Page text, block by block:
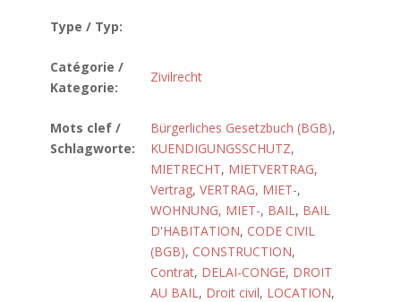
Type / Typ:
Catégorie /
Kategorie:
Zivilrecht
Mots clef /
Schlagworte:
Bürgerliches Gesetzbuch (BGB),
KUENDIGUNGSSCHUTZ,
MIETRECHT, MIETVERTRAG,
Vertrag, VERTRAG, MIET-,
WOHNUNG, MIET-, BAIL, BAIL
D'HABITATION, CODE CIVIL
(BGB), CONSTRUCTION,
Contrat, DELAI-CONGE, DROIT
AU BAIL, Droit civil, LOCATION,